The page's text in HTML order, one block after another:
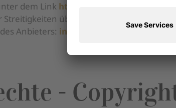
dem Link https://ec.europa.eu/
Streitigkeiten über vertragliche
Anbieters: info@kollers.at
-